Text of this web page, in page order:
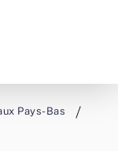
Pays-Bas